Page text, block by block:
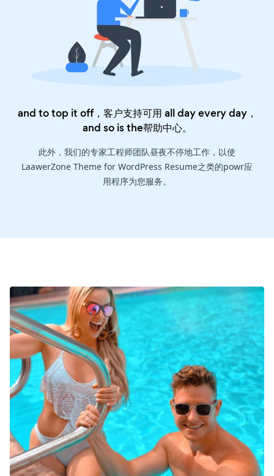
and to top it off，客户支持可用 all day every day，
and so is the帮助中心。
此外，我们的专家工程师团队昼夜不停地工作，以使
LaawerZone Theme for WordPress Resume之类的powr应
用程序为您服务。